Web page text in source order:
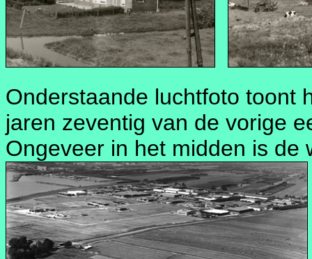
Onderstaande luchtfoto toont
jaren zeventig van de vorige
Ongeveer in het midden is de